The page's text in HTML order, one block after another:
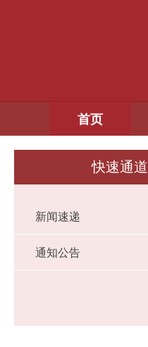
首页
快速通道
新闻速递
通知公告